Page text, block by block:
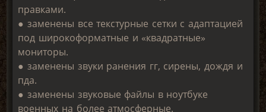
правками.
● заменены все текстурные сетки с адаптацией
под широкоформатные и «квадратные»
мониторы.
● заменены звуки ранения гг, сирены, дождя и
пда.
● заменены звуковые файлы в ноутбуке
военных на более атмосферные.